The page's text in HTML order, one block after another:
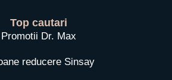
Top cautari
Promotii Dr. Max
reducere Sinsay